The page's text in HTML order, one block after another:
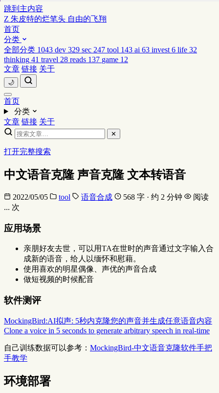
跳到主内容
Z 朱皮特的烂笔头 自由的飞翔
首页
分类
全部分类 1043 dev 329 sec 247 tool 143 ai 63 invest 6 life 32
thinking 41 travel 28 reads 137 game 12
文章 链接 关于
🌙
首页
分类
文章 链接 关于
✕
打开完整搜索
中文语音克隆 声音克隆 文本转语音
2022/05/05 tool 语音合成 568 字 · 约 2 分钟
阅读
... 次
应用场景
亲朋好友去世，可以用TA在世时的声音通过文字输入合
成新的语音，给人以缅怀和慰藉。
使用喜欢的明星偶像、声优的声音合成
做短视频的时候配音
软件测评
MockingBird:AI拟声: 5秒内克隆您的声音并生成任意语音内容
Clone a voice in 5 seconds to generate arbitrary speech in real-time
自己训练数据可以参考： MockingBird-中文语音克隆软件手把
手教学
环境部署